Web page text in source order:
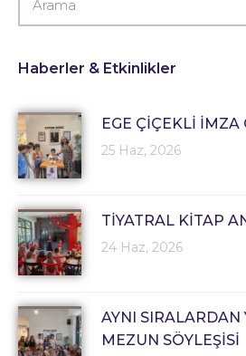
Haberler & Etkinlikler
EGE ÇİÇEKLİ İMZA
25 Haz, 2026
TİYATRAL KİTAP
24 Haz, 2026
AYNI SIRALARDAN
MEZUN SÖYLEŞİSİ